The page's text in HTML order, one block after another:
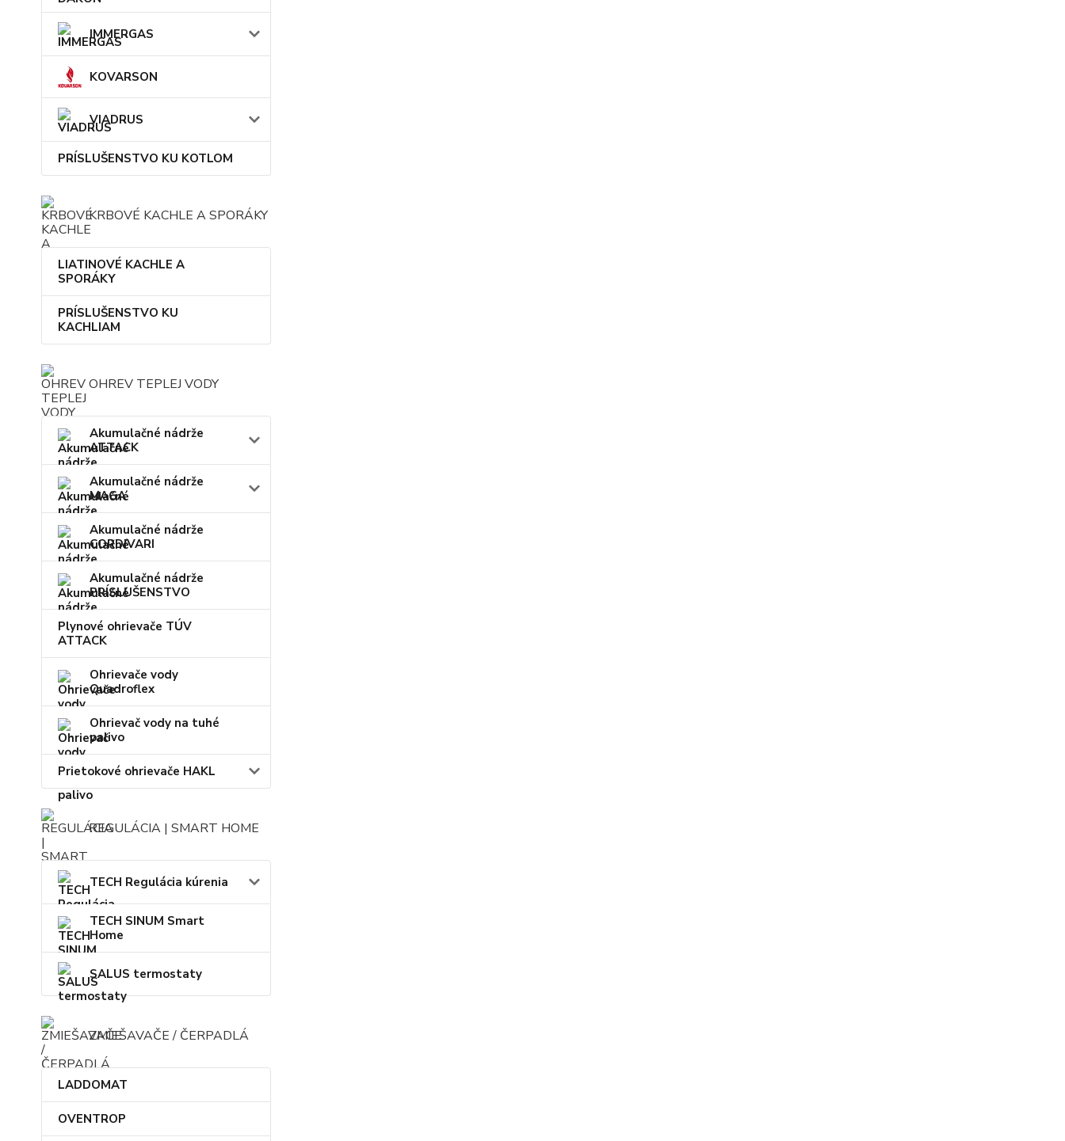
IMMERGAS
KOVARSON
VIADRUS
PRÍSLUŠENSTVO KU KOTLOM
KRBOVÉ KACHLE A SPORÁKY
LIATINOVÉ KACHLE A
SPORÁKY
PRÍSLUŠENSTVO KU
KACHLIAM
OHREV TEPLEJ VODY
Akumulačné nádrže
ATTACK
Akumulačné nádrže
MAGA
Akumulačné nádrže
CORDIVARI
Akumulačné nádrže
PRÍSLUŠENSTVO
Plynové ohrievače TÚV
ATTACK
Ohrievače vody
Quadroflex
Ohrievač vody na tuhé
palivo
Prietokové ohrievače HAKL
REGULÁCIA | SMART HOME
TECH Regulácia kúrenia
TECH SINUM Smart
Home
SALUS termostaty
ZMIEŠAVAČE / ČERPADLÁ
LADDOMAT
OVENTROP